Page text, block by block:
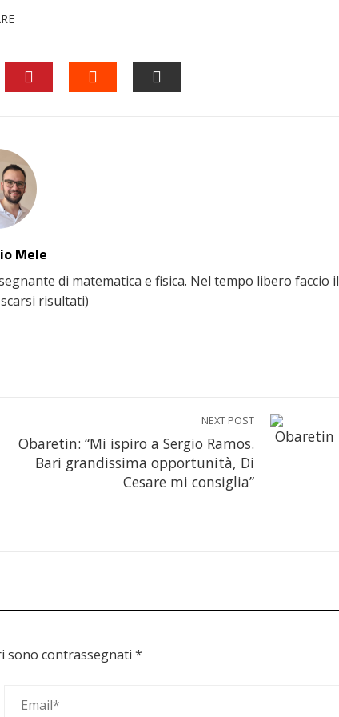
Mele
di matematica e fisica. Nel tempo libero faccio il
risultati)
NEXT POST
Obaretin: “Mi ispiro a Sergio Ramos.
Bari grandissima opportunità, Di
Cesare mi consiglia”
sono contrassegnati *